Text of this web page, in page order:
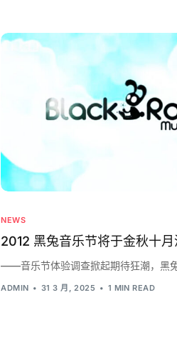
NEWS
2012 黑兔音乐节将于金秋十
——音乐节体验调查掀起期待狂潮，黑
ADMIN 31 3 月, 2025 1 MIN READ